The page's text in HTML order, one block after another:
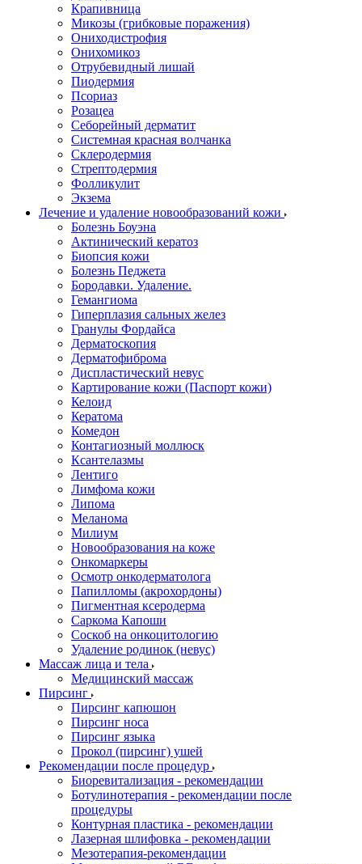
Крапивница
Микозы (грибковые поражения)
Ониходистрофия
Онихомикоз
Отрубевидный лишай
Пиодермия
Псориаз
Розацеа
Себорейный дерматит
Системная красная волчанка
Склеродермия
Стрептодермия
Фолликулит
Экзема
Лечение и удаление новообразований кожи
Болезнь Боуэна
Актинический кератоз
Биопсия кожи
Болезнь Педжета
Бородавки. Удаление.
Гемангиома
Гиперплазия сальных желез
Гранулы Фордайса
Дерматоскопия
Дерматофиброма
Диспластический невус
Картирование кожи (Паспорт кожи)
Келоид
Кератома
Комедон
Контагиозный моллюск
Ксантелазмы
Лентиго
Лимфома кожи
Липома
Меланома
Милиум
Новообразования на коже
Онкомаркеры
Осмотр онкодерматолога
Папилломы (акрохордоны)
Пигментная ксеродерма
Саркома Капоши
Соскоб на онкоцитологию
Удаление родинок (невус)
Массаж лица и тела
Медицинский массаж
Пирсинг
Пирсинг капюшон
Пирсинг носа
Пирсинг языка
Прокол (пирсинг) ушей
Рекомендации после процедур
Биоревитализация - рекомендации
Ботулинотерапия - рекомендации после
процедуры
Контурная пластика - рекомендации
Лазерная шлифовка - рекомендации
Мезотерапия-рекомендации